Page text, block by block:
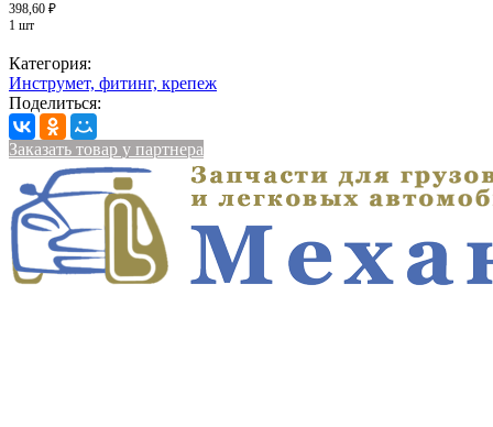
398,60 ₽
1 шт
Категория:
Инструмет, фитинг, крепеж
Поделиться:
Заказать товар у партнера